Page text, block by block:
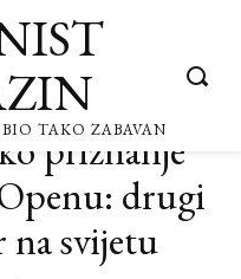
TAKO ZABAVAN
priznanje
drugi
svijetu